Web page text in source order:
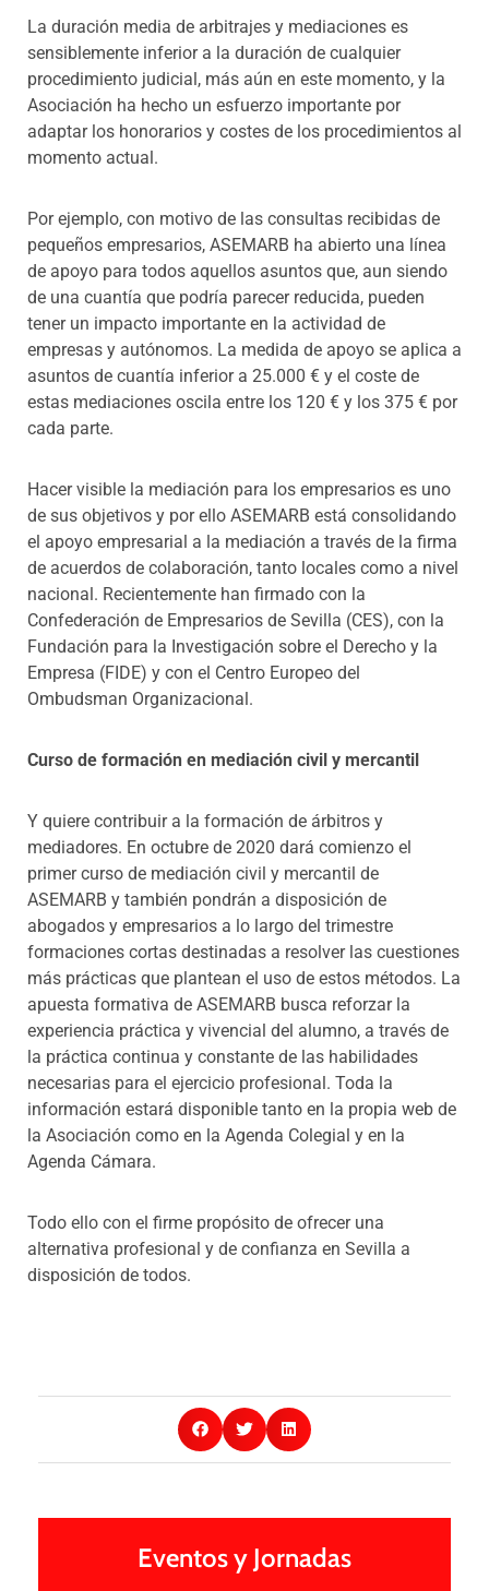
La duración media de arbitrajes y mediaciones es
sensiblemente inferior a la duración de cualquier
procedimiento judicial, más aún en este momento, y la
Asociación ha hecho un esfuerzo importante por
adaptar los honorarios y costes de los procedimientos al
momento actual.
Por ejemplo, con motivo de las consultas recibidas de
pequeños empresarios, ASEMARB ha abierto una línea
de apoyo para todos aquellos asuntos que, aun siendo
de una cuantía que podría parecer reducida, pueden
tener un impacto importante en la actividad de
empresas y autónomos. La medida de apoyo se aplica a
asuntos de cuantía inferior a 25.000 € y el coste de
estas mediaciones oscila entre los 120 € y los 375 € por
cada parte.
Hacer visible la mediación para los empresarios es uno
de sus objetivos y por ello ASEMARB está consolidando
el apoyo empresarial a la mediación a través de la firma
de acuerdos de colaboración, tanto locales como a nivel
nacional. Recientemente han firmado con la
Confederación de Empresarios de Sevilla (CES), con la
Fundación para la Investigación sobre el Derecho y la
Empresa (FIDE) y con el Centro Europeo del
Ombudsman Organizacional.
Curso de formación en mediación civil y mercantil
Y quiere contribuir a la formación de árbitros y
mediadores. En octubre de 2020 dará comienzo el
primer curso de mediación civil y mercantil de
ASEMARB y también pondrán a disposición de
abogados y empresarios a lo largo del trimestre
formaciones cortas destinadas a resolver las cuestiones
más prácticas que plantean el uso de estos métodos. La
apuesta formativa de ASEMARB busca reforzar la
experiencia práctica y vivencial del alumno, a través de
la práctica continua y constante de las habilidades
necesarias para el ejercicio profesional. Toda la
información estará disponible tanto en la propia web de
la Asociación como en la Agenda Colegial y en la
Agenda Cámara.
Todo ello con el firme propósito de ofrecer una
alternativa profesional y de confianza en Sevilla a
disposición de todos.
Eventos y Jornadas